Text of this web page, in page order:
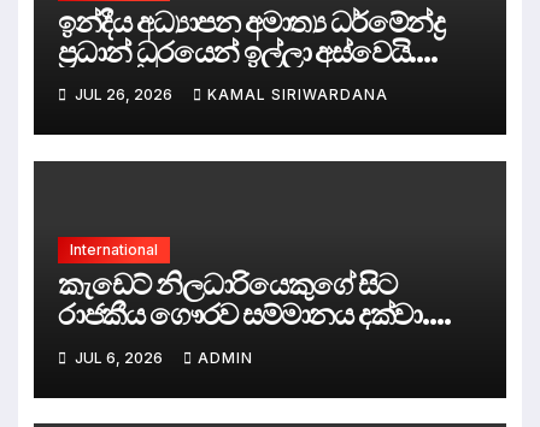
ඉන්දීය අධ්‍යාපන අමාත්‍ය ධර්මේන්ද්‍ර
ප්‍රධාන් ධුරයෙන් ඉල්ලා අස්වෙයි.
දිල්ලිය කැළඹූ “කැරපොත්තන්ගේ
ශිෂ්‍ය අරගලය” ජයග්‍රහණය කරයි.
JUL 26, 2026 KAMAL SIRIWARDANA
International
කැඩෙට් නිලධාරියෙකුගේ සිට
රාජකීය ගෞරව සම්මානය දක්වා.
සවීන් ගුණරත්න ශාන්ත ජෝන් නයිට්
පටිපාටියෙහි ‘සාමාජික’ පදවියෙන්
පිදුම් ලබයි.
JUL 6, 2026 ADMIN